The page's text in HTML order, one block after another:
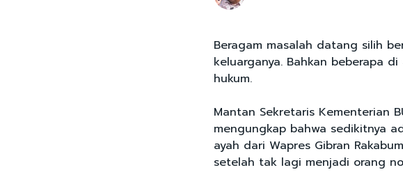
Beragam masalah datang silih
keluarganya. Bahkan beberapa
hukum.
Mantan Sekretaris Kementerian
mengungkap bahwa sedikitnya
ayah dari Wapres Gibran
setelah tak lagi menjadi orang